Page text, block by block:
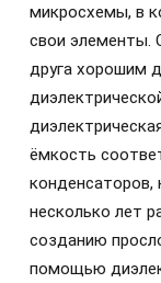
микросхемы, в
свои элементы.
друга хорошим
ёмкость
несколько лет
созданию
помощью